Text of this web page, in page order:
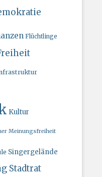
Flüchtlinge
Kultur
Meinungsfreiheit
Singergelände
Stadtrat